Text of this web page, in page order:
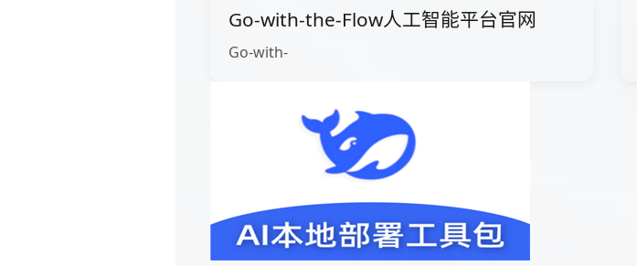
Go-with-the-Flow人工智能平台官网
Go-with-